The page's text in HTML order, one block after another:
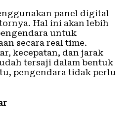
panel digital
Hal ini akan lebih
untuk
secara real time.
kecepatan, dan jarak
tersaji dalam bentuk
pengendara tidak perlu